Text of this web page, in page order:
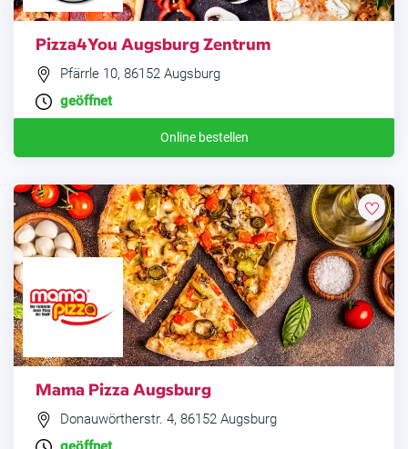
Pizza4You Augsburg Zentrum
Pfärrle 10, 86152 Augsburg
geöffnet
Online bestellen
Mama Pizza Augsburg
Donauwörtherstr. 4, 86152 Augsburg